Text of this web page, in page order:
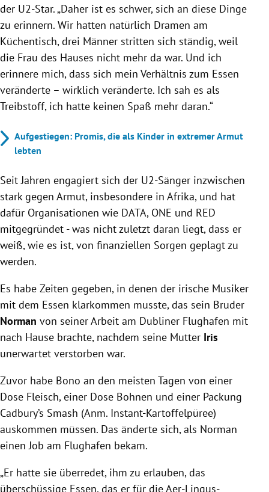
der U2-Star. „Daher ist es schwer, sich an diese Dinge
zu erinnern. Wir hatten natürlich Dramen am
Küchentisch, drei Männer stritten sich ständig, weil
die Frau des Hauses nicht mehr da war. Und ich
erinnere mich, dass sich mein Verhältnis zum Essen
veränderte – wirklich veränderte. Ich sah es als
Treibstoff, ich hatte keinen Spaß mehr daran.“
Aufgestiegen: Promis, die als Kinder in extremer Armut
lebten
Seit Jahren engagiert sich der U2-Sänger inzwischen
stark gegen Armut, insbesondere in Afrika, und hat
dafür Organisationen wie DATA, ONE und RED
mitgegründet - was nicht zuletzt daran liegt, dass er
weiß, wie es ist, von finanziellen Sorgen geplagt zu
werden.
Es habe Zeiten gegeben, in denen der irische Musiker
mit dem Essen klarkommen musste, das sein Bruder
Norman von seiner Arbeit am Dubliner Flughafen mit
nach Hause brachte, nachdem seine Mutter Iris
unerwartet verstorben war.
Zuvor habe Bono an den meisten Tagen von einer
Dose Fleisch, einer Dose Bohnen und einer Packung
Cadbury’s Smash (Anm. Instant-Kartoffelpüree)
auskommen müssen. Das änderte sich, als Norman
einen Job am Flughafen bekam.
„Er hatte sie überredet, ihm zu erlauben, das
überschüssige Essen, das er für die Aer-Lingus-